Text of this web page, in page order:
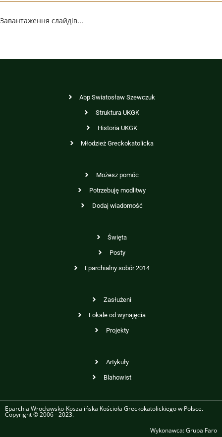
Завантаження слайдів...
Abp Swiatosław Szewczuk
Struktura UKGK
Historia UKGK
Młodzież Greckokatolicka
Możesz pomóc
Potrzebuję modlitwy
Dodaj wiadomość
Święta
Posty
Eparchialny sobór 2014
Zasłużeni
Lokale od wynajęcia
Projekty
Artykuły
Blahowist
Eparchia Wrocławsko-Koszalińska Kościoła Greckokatolickiego w Polsce.
Copyright © 2006 - 2023.
Wykonawca:Grupa Faro